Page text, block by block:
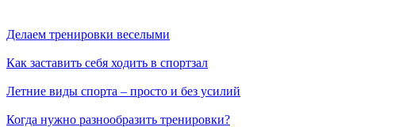
Делаем тренировки веселыми
Как заставить себя ходить в спортзал
Летние виды спорта – просто и без усилий
Когда нужно разнообразить тренировки?